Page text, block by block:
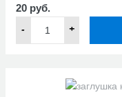
20 руб.
- +